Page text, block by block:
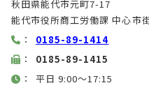
秋田県能代市元町7-17
能代市役所商工労働課 中心市
：
0185-89-1414
：
0185-89-1415
：
平日 9:00～17:15